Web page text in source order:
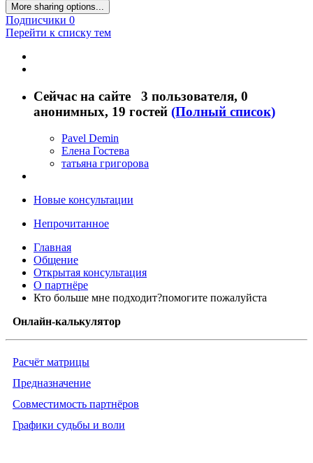
More sharing options...
Подписчики 0
Перейти к списку тем
Сейчас на сайте 3 пользователя, 0
анонимных, 19 гостей (Полный список)
Pavel Demin
Елена Гостева
татьяна григорова
Новые консультации
Непрочитанное
Главная
Общение
Открытая консультация
О партнёре
Кто больше мне подходит?помогите пожалуйста
Онлайн-калькулятор
Расчёт матрицы
Предназначение
Совместимость партнёров
Графики судьбы и воли